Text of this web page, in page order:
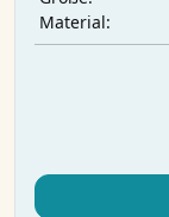
Material: